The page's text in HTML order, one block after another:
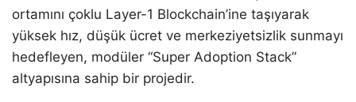
ortamını çoklu Layer-1 Blockchain’ine taşıyarak
yüksek hız, düşük ücret ve merkeziyetsizlik sunmayı
hedefleyen, modüler “Super Adoption Stack”
altyapısına sahip bir projedir.